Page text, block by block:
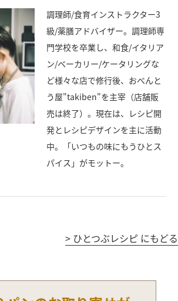
調理師/食育インストラクター3
級/薬膳アドバイザー。調理師専
門学校を卒業し、和食/イタリア
ン/ベーカリー/ケータリングな
ど様々な店で修行後、おべんと
う屋"takiben"を主宰（店舗販
売は終了）。現在は、レシピ開
発とレシピデザインを主に活動
中。「いつもの味にもうひとス
パイス」がモットー。
> ひとつぶレシピ にもどる